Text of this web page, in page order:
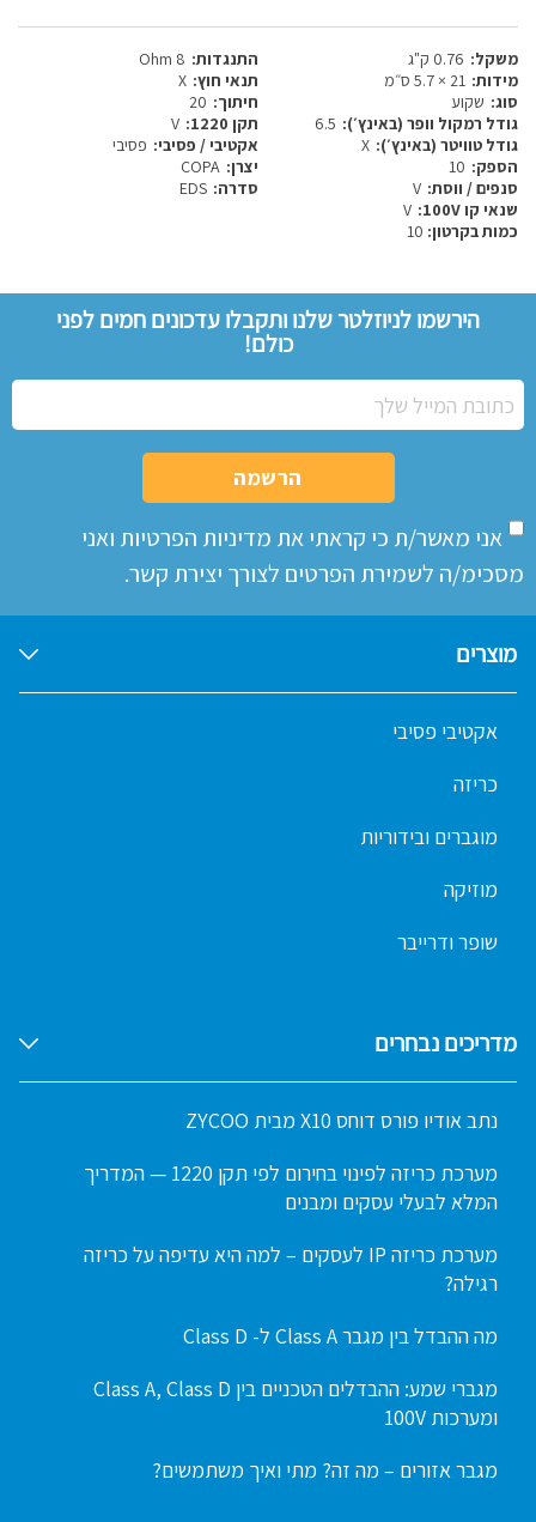
משקל: 0.76 ק"ג
מידות: 21 × 5.7 ס״מ
סוג: שקוע
גודל רמקול וופר (באינץ׳): 6.5
גודל טוויטר (באינץ׳): X
הספק: 10
סנפים / ווסת: V
שנאי קו 100V:
V
התנגדות: 8 Ohm
תנאי חוץ: X
חיתוך: 20
תקן 1220:
V
אקטיבי / פסיבי: פסיבי
יצרן: COPA
סדרה: EDS
כמות בקרטון: 10
הירשמו לניוזלטר שלנו ותקבלו עדכונים חמים לפני
כולם!
אני מאשר/ת כי קראתי את מדיניות הפרטיות ואני
מסכימ/ה לשמירת הפרטים לצורך יצירת קשר.
הרשמה
מוצרים
אקטיבי פסיבי
כריזה
מוגברים ובידוריות
מוזיקה
שופר ודרייבר
מדריכים נבחרים
נתב אודיו פורס דוחס X10 מבית ZYCOO
מערכת כריזה לפינוי בחירום לפי תקן 1220 — המדריך
המלא לבעלי עסקים ומבנים
מערכת כריזה IP לעסקים – למה היא עדיפה על כריזה
רגילה?
מה ההבדל בין מגבר Class A ל- Class D
מגברי שמע: ההבדלים הטכניים בין Class A, Class D
ומערכות 100V
מגבר אזורים – מה זה? מתי ואיך משתמשים?